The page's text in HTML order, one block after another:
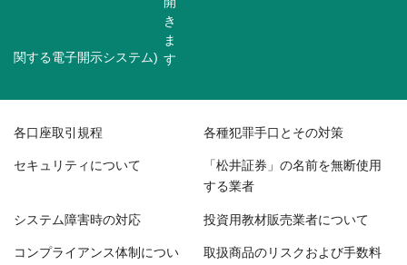
関する電子開示システム)
各口座取引規程 各種犯罪手口とその対策
セキュリティについて 「松井証券」の名前を無断使用
する業者
システム障害時の対応 投資用教材販売業者について
コンプライアンス体制につい 取扱商品のリスクおよび手数料